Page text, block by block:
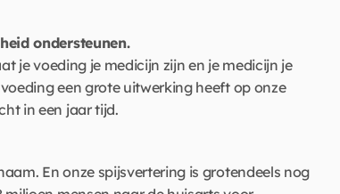
ondersteunen.
je voeding je medicijn zijn en je medicijn je
een grote uitwerking heeft op onze
in een jaar tijd.
En onze spijsvertering is grotendeels nog